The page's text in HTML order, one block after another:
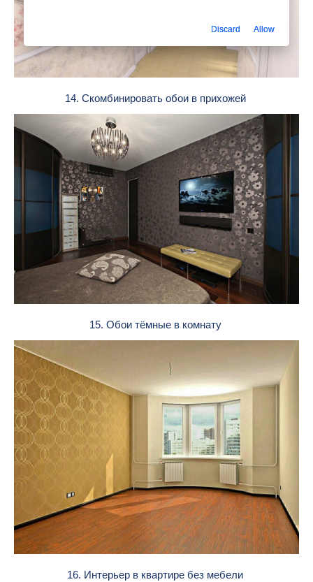
14. Скомбинировать обои в прихожей
15. Обои тёмные в комнату
16. Интерьер в квартире без мебели
Discard Allow